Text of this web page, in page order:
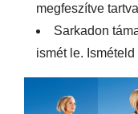
megfeszítve
Sarkadon
ismét le.